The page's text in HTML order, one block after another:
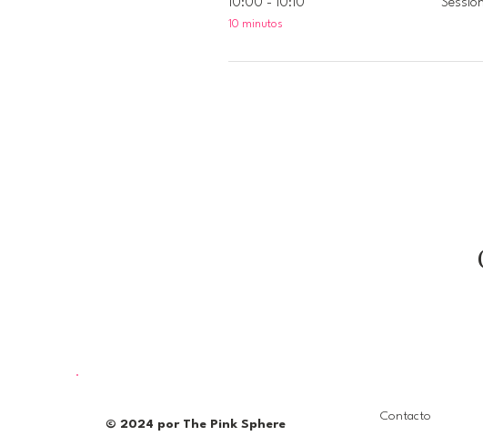
10:00 - 10:10
10 minutos
© 2024 por The Pink Sphere
Contacto